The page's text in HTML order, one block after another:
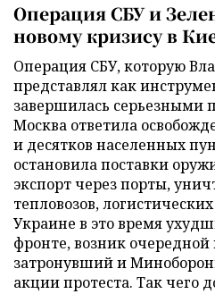
Операция СБУ и
новому кризису в
Операция СБУ, которую
представлял как
завершилась серьезными
Москва ответила
и десятков населенных
остановила поставки
экспорт через порты,
тепловозов,
Украине в это время
фронте, возник очередной
затронувший и
акции протеста. Так чего